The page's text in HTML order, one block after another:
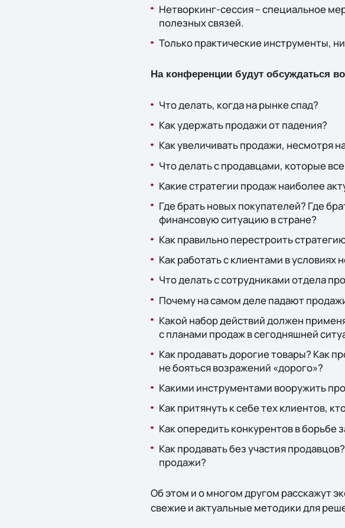
Нетворкинг-сессия – специальное
полезных связей.
Только практические инструменты,
На конференции будут обсуждаться
Что делать, когда на рынке спад?
Как удержать продажи от падения?
Как увеличивать продажи, несмотря
Что делать с продавцами, которые
Какие стратегии продаж наиболее
Где брать новых покупателей? Где
финансовую ситуацию в стране?
Как правильно перестроить
Как работать с клиентами в условиях
Что делать с сотрудниками отдела
Почему на самом деле падают
Какой набор действий должен
с планами продаж в сегодняшней
Как продавать дорогие товары? Как
не бояться возражений «дорого»?
Какими инструментами вооружить
Как притянуть к себе тех клиентов,
Как опередить конкурентов в борьбе
Как продавать без участия
продажи?
Об этом и о многом другом расскажут
свежие и актуальные методики для